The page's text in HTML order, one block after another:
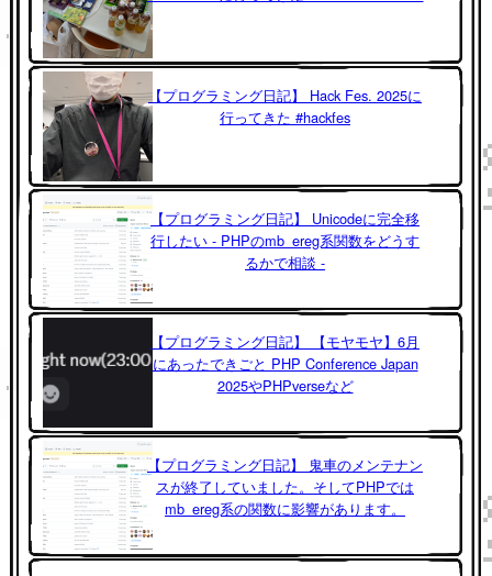
【プログラミング日記】 Hack Fes. 2025に
行ってきた #hackfes
【プログラミング日記】 Unicodeに完全移
行したい - PHPのmb_ereg系関数をどうす
るかで相談 -
【プログラミング日記】 【モヤモヤ】6月
にあったできごと PHP Conference Japan
2025やPHPverseなど
【プログラミング日記】 鬼車のメンテナン
スが終了していました。そしてPHPでは
mb_ereg系の関数に影響があります。